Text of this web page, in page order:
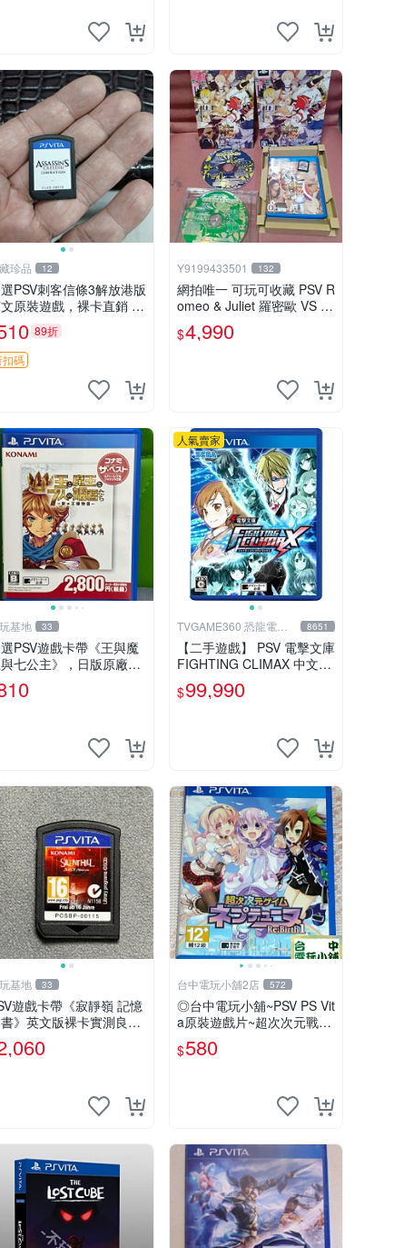
珍品 12
PSV刺客信條3解放港版
原裝遊戲，裸卡直銷 刺
信條3 游戲 港版游戲
89折
扣碼
Y9199433501 132
網拍唯一 可玩可收藏 PSV R
omeo & Juliet 羅密歐 VS 茱
麗葉 全卷包 豪華版日版
$4,990
基地 33
PSV遊戲卡帶《王與魔
七公主》，日版原廠封
，雙面精美封面，實測暢
障礙。久藏家中，輕微
人氣賣家
TVGAME360 恐龍電玩- 8651
【二手遊戲】 PSV 電擊文庫
FIGHTING CLIMAX 中文版
【台中恐龍電玩】
$99,990
基地 33
遊戲卡帶《寂靜嶺 記憶
》英文版裸卡實測良好
定PSV平臺獨享 廚房遊戲
熱銷推薦 寂靜嶺 電玩
台中電玩小舖2店 572
◎台中電玩小舖~PSV PS Vit
a原裝遊戲片~超次次元戰記
$580